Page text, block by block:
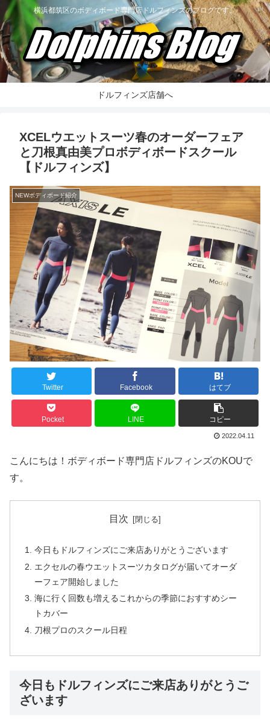
横浜都筑区のボディボード専門店ドルフィンズのブログです。
ドルフィンズ店舗へ
XCELウエットスーツ春のオーダーフェア
と刀根真由美プロボディボードスクール
【ドルフィンズ】
NEWボディボード紹介
Twitter Facebook はてブ
Pocket LINE コピー
2022.04.11
こんにちは！ボディボード専門店ドルフィンズのKOUで
す。
目次
今日もドルフィンズにご来店ありがとうございます
エクセルの春ウエットスーツカタログが届いてオーダ
ーフェア開始しました
海に行く回数も増えるこれからの季節におすすめシー
トカバー
刀根プロのスクール日程
今日もドルフィンズにご来店ありがとうご
ざいます